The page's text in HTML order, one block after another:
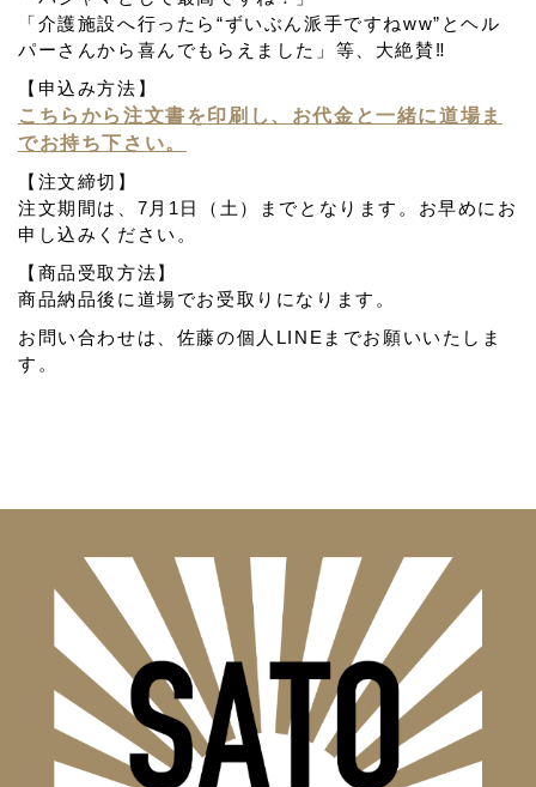
「介護施設へ行ったら“ずいぶん派手ですねww”とヘル
パーさんから喜んでもらえました」等、大絶賛‼︎
【申込み方法】
こちらから注文書を印刷し、お代金と一緒に道場ま
でお持ち下さい。
【注文締切】
注文期間は、7月1日（土）までとなります。お早めにお
申し込みください。
【商品受取方法】
商品納品後に道場でお受取りになります。
お問い合わせは、佐藤の個人LINEまでお願いいたしま
す。